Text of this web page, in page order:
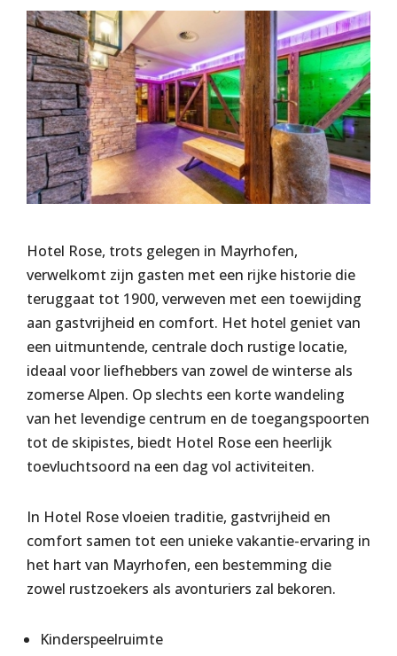
Hotel Rose, trots gelegen in Mayrhofen,
verwelkomt zijn gasten met een rijke historie die
teruggaat tot 1900, verweven met een toewijding
aan gastvrijheid en comfort. Het hotel geniet van
een uitmuntende, centrale doch rustige locatie,
ideaal voor liefhebbers van zowel de winterse als
zomerse Alpen. Op slechts een korte wandeling
van het levendige centrum en de toegangspoorten
tot de skipistes, biedt Hotel Rose een heerlijk
toevluchtsoord na een dag vol activiteiten.
In Hotel Rose vloeien traditie, gastvrijheid en
comfort samen tot een unieke vakantie-ervaring in
het hart van Mayrhofen, een bestemming die
zowel rustzoekers als avonturiers zal bekoren​​​​.
Kinderspeelruimte